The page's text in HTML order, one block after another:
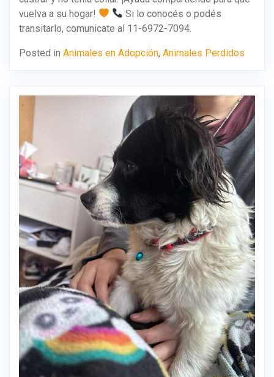
vuelva a su hogar!
Si lo conocés o podés
transitarlo, comunicate al 11-6972-7094.
Posted in Animales en Adopción, Animales Perdidos